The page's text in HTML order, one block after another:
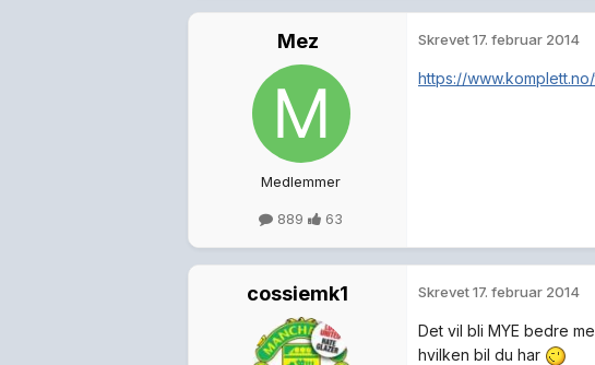
Mez
Medlemmer
889 63
Skrevet17. februar 2014
https://
cossiemk1 Skrevet17. februar 2014
Det vil bli MYE bedre
hvilken bil du har